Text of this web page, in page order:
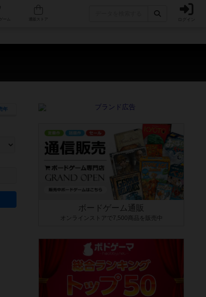
人気ボードゲーム ログイン
年
ニュアルを読む時間や参加者へのルール説明時間は含まれていないため、初めて
、中世ファンタジー・クッキング・海賊同士の対決など、ゲームコンセプトを絞
ゲームに慣れている方向けの絞込機能です。例えば「ダイスロール」はランダ
ボードゲーム通販
オンラインストアで7,500商品を販売中